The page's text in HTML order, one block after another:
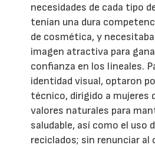
necesidades de cada tipo
tenían una dura
de cosmética, y
imagen atractiva para
confianza en los lineales.
identidad visual, optaron
técnico, dirigido a mujeres
valores naturales para
saludable, así como el uso
reciclados; sin renunciar al